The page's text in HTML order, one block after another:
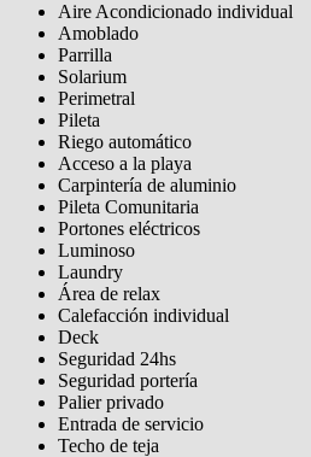
Aire Acondicionado individual
Amoblado
Parrilla
Solarium
Perimetral
Pileta
Riego automático
Acceso a la playa
Carpintería de aluminio
Pileta Comunitaria
Portones eléctricos
Luminoso
Laundry
Área de relax
Calefacción individual
Deck
Seguridad 24hs
Seguridad portería
Palier privado
Entrada de servicio
Techo de teja